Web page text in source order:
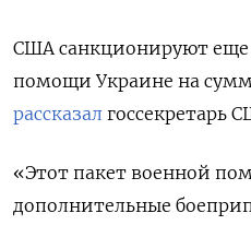
США санкционируют еще
помощи Украине на
рассказал госсекретарь
«Этот пакет военной
дополнительные